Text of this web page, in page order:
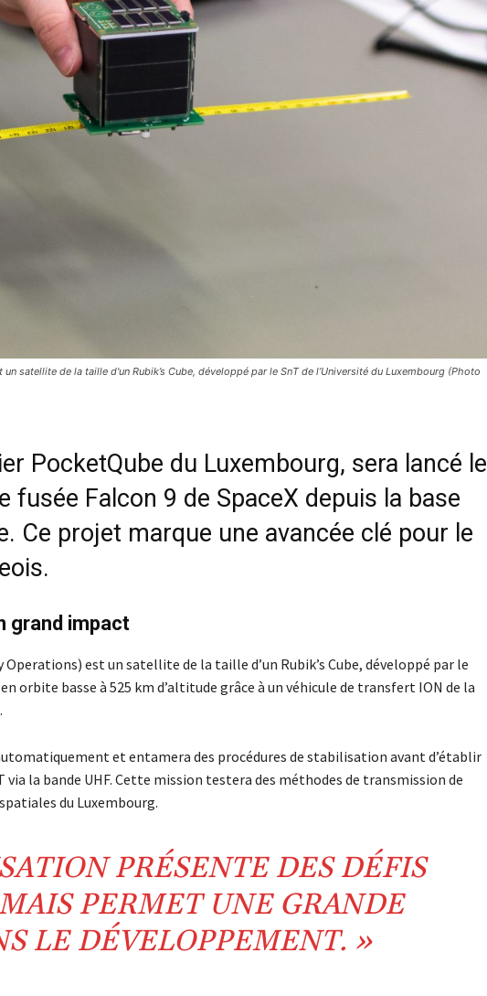
satellite de la taille d'un Rubik’s Cube, développé par le SnT de l’Université du Luxembourg (Photo
PocketQube du Luxembourg, sera lancé le
fusée Falcon 9 de SpaceX depuis la base
Ce projet marque une avancée clé pour le
grand impact
est un satellite de la taille d’un Rubik’s Cube, développé par le
orbite basse à 525 km d’altitude grâce à un véhicule de transfert ION de la
et entamera des procédures de stabilisation avant d’établir
la bande UHF. Cette mission testera des méthodes de transmission de
du Luxembourg.
PRÉSENTE DES DÉFIS
PERMET UNE GRANDE
LE DÉVELOPPEMENT. »